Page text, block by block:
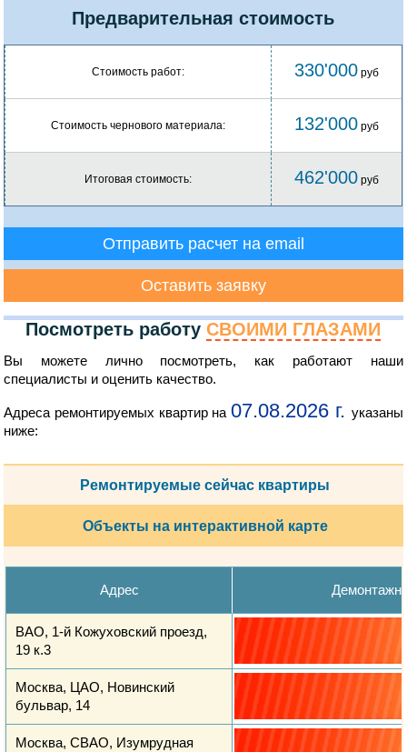
Предварительная стоимость
Стоимость работ: 330'000 руб
Стоимость чернового материала: 132'000 руб
Итоговая стоимость: 462'000 руб
Отправить расчет на email
Оставить заявку
Посмотреть работуСВОИМИ ГЛАЗАМИ
Вы можете лично посмотреть, как работают наши
специалисты и оценить качество.
Адреса ремонтируемых квартир на07.08.2026 г. указаны
ниже:
Ремонтируемые сейчас квартиры
Объекты на интерактивной карте
Адрес
ВАО, 1-й Кожуховский проезд,
19 к.3
Москва, ЦАО, Новинский
бульвар, 14
Москва, СВАО, Изумрудная